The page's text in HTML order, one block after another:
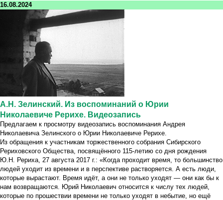
16.08.2024
А.Н. Зелинский. Из воспоминаний о Юрии
Николаевиче Рерихе. Видеозапись
Предлагаем к просмотру видеозапись воспоминания Андрея
Николаевича Зелинского о Юрии Николаевиче Рерихе.
Из обращения к участникам торжественного собрания Сибирского
Рериховского Общества, посвящённого 115-летию со дня рождения
Ю.Н. Рериха, 27 августа 2017 г.: «Когда проходит время, то большинство
людей уходит из времени и в перспективе растворяется. А есть люди,
которые вырастают. Время идёт, а они не только уходят — они как бы к
нам возвращаются. Юрий Николаевич относится к числу тех людей,
которые по прошествии времени не только уходят в небытие, но ещё